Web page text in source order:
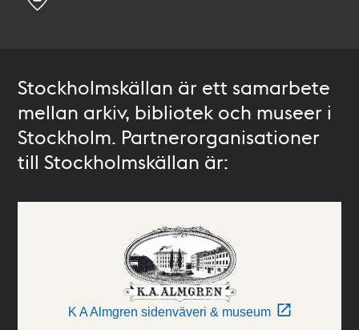
Stockholmskällan är ett samarbete
mellan arkiv, bibliotek och museer i
Stockholm. Partnerorganisationer
till Stockholmskällan är:
K A Almgren sidenväveri & museum